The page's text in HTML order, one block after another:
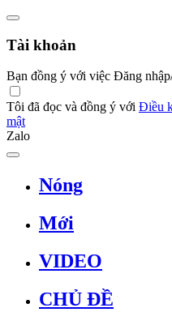
Tài khoản
Bạn đồng ý với việc Đăng
Tôi đã đọc và đồng ý với Điều
mật
Zalo
Nóng
Mới
VIDEO
CHỦ ĐỀ